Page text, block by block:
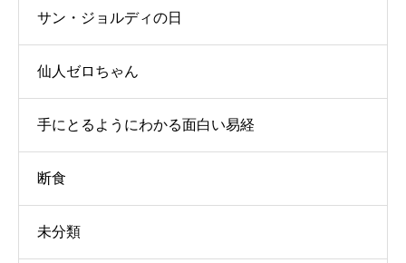
サン・ジョルディの日
仙人ゼロちゃん
手にとるようにわかる面白い易経
断食
未分類